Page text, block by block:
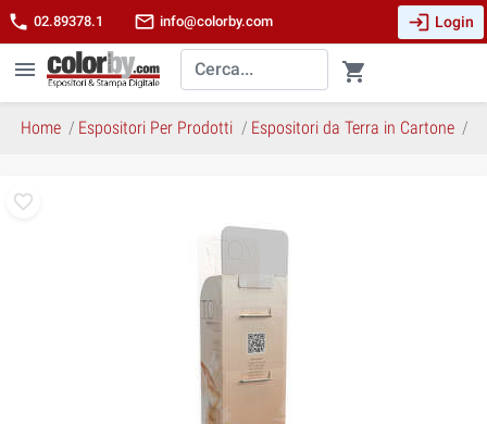
phone 02.89378.1 mail_outline info@colorby.com login Login
menu shopping_cart
Home Espositori Per Prodotti Espositori da Terra in Cartone